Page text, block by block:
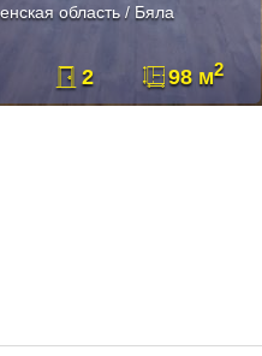
область / Бяла
2 98 м2